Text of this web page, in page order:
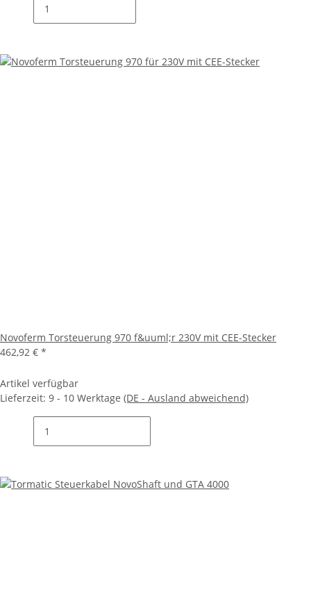
Novoferm Torsteuerung 970 f&uuml;r 230V mit CEE-Stecker
462,92 € *
Artikel verfügbar
Lieferzeit: 9 - 10 Werktage (DE - Ausland abweichend)